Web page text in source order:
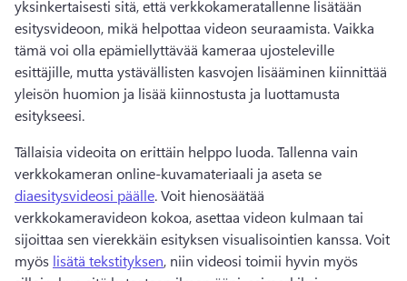
yksinkertaisesti sitä, että verkkokameratallenne lisätään
esitysvideoon, mikä helpottaa videon seuraamista. Vaikka
tämä voi olla epämiellyttävää kameraa ujosteleville
esittäjille, mutta ystävällisten kasvojen lisääminen kiinnittää
yleisön huomion ja lisää kiinnostusta ja luottamusta
esitykseesi.
Tällaisia videoita on erittäin helppo luoda. Tallenna vain
verkkokameran online-kuvamateriaali ja aseta se
diaesitysvideosi päälle. Voit hienosäätää
verkkokameravideon kokoa, asettaa videon kulmaan tai
sijoittaa sen vierekkäin esityksen visualisointien kanssa. Voit
myös lisätä tekstityksen, niin videosi toimii hyvin myös